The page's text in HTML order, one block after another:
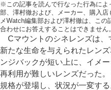
※この記事を読んで行なった行為に
部、澤村徹および、メーカー、購入
メWatch編集部および澤村徹は、こ
合わせにお答えすることはできません。
Cマウントのシネレンズは、
新たな生命を与えられたレン
ンジバックが短い上に、イメ
再利用が難しいレンズだった
規格が登場し、状況が一変す